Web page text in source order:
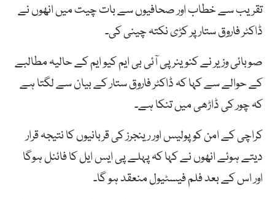
تقریب سے خطاب اور صحافیوں سے بات چیت میں انھوں نے
ڈاکٹر فاروق ستارپر کڑی نکتہ چینی کی۔
صوبائی وزیر نے کنوینر پی آئی بی ایم کیو ایم کے حالیہ مطالبے
کے حوالے سے کہا کہ ڈاکٹر فاروق ستار کے بیان سے لگتا ہے
کہ چور کی ڈاڑھی میں تنکا ہے۔
کراچی کے امن کو پولیس اور رینجرز کی قربانیوں کا نتیجہ قرار
دیتے ہوئے انھوں نے کہا کہ پہلے پی ایس ایل کا فائنل ہوگا
اور اس کے بعد فلم فیسٹیول منعقد ہو گا۔